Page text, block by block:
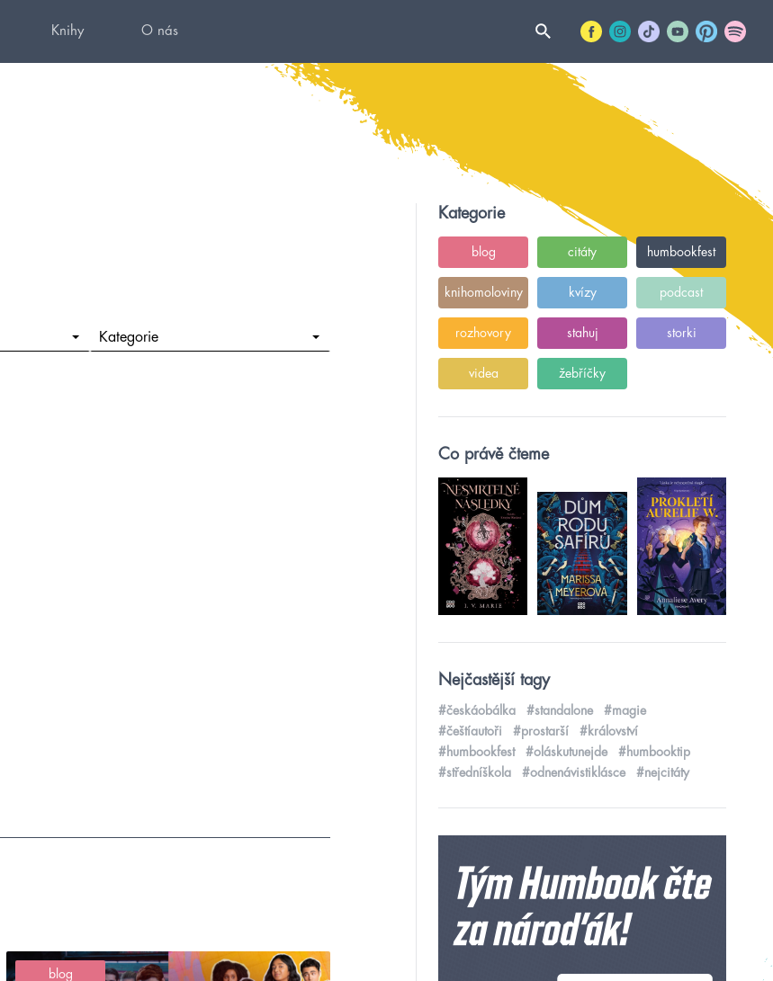
Knihy O nás
Kategorie
blog
Kategorie
blog citáty humbookfest
knihomoloviny kvízy podcast
rozhovory stahuj storki
videa žebříčky
Co právě čteme
Nejčastější tagy
#českáobálka #standalone
#magie
#češtíautoři
#prostarší
#království
#humbookfest
#oláskutunejde
#humbooktip
#středníškola
#odnenávistiklásce #nejcitáty